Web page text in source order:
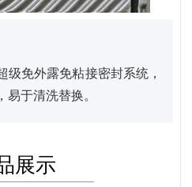
级免外露免粘接密封系统，
易于清洗替换。
展示